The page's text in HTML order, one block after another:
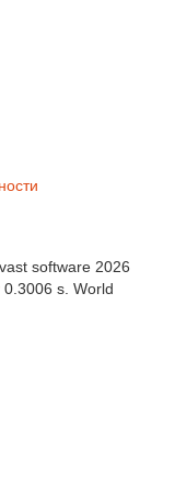
software 2026
0.3006 s. World